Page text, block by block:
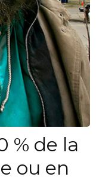
% de la
ou en